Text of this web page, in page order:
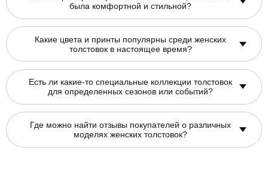
была комфортной и стильной?
Какие цвета и принты популярны среди женских
толстовок в настоящее время?
Есть ли какие-то специальные коллекции толстовок
для определенных сезонов или событий?
Где можно найти отзывы покупателей о различных
моделях женских толстовок?